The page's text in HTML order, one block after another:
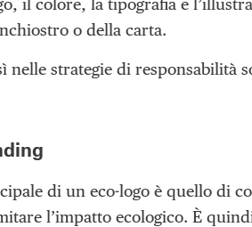
il colore, la tipografia e
o della carta.
nelle strategie di responsabilità
di un eco-logo è quello di
l’impatto ecologico. È